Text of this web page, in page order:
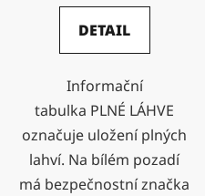
DETAIL
Informační
tabulka PLNÉ LÁHVE
označuje uložení plných
lahví. Na bílém pozadí
má bezpečnostní značka